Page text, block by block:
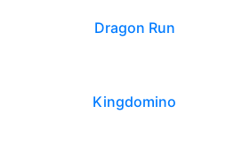
Dragon Run
Kingdomino